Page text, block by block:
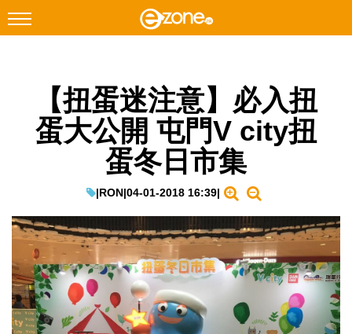
Facebook Instagram
科技焦點
教學評測
EduTech
IT Times
生成式AI與雲端應用
【扭蛋迷注意】必入扭
蛋大公開 屯門V city扭
蛋冬日市集
|RON|04-01-2018 16:39|